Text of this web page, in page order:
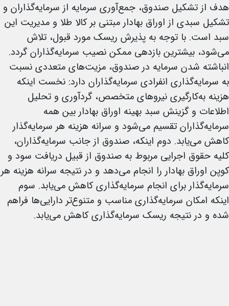
هدف از تشکیل صندوق، جمع‌آوری سرمایه از سرمایه‌گذاران و
تشکیل سبدی از اوراق بهادار مبتنی بر کالا طلا و مدیریت این
سبد است. با توجه به پذیرش ریسک مورد قبول، تلاش
می‌شود، بیشترین بازدهی ممکن نصیب سرمایه‌گذاران گردد.
انباشته شدن سرمایه در صندوق، مزیت‌های متعددی نسبت
به سرمایه‌گذاری انفرادی سرمایه‌گذاران دارد: نخست اینکه
هزینه به‌کارگیری نیروهای متخصص، گردآوری و تحلیل
اطلاعات و گزینش سبد بهینه اوراق بهادار بین همه
سرمایه‌گذاران تقسیم می‌شود و سرانه هزینه هر سرمایه‌گذ‌ار
کاهش می‌یابد. دوم اینکه، صندوق از جانب سرمایه‌گذاران،
کلیه حقوق اجرایی مربوط به صندوق از قبیل دریافت سود و
کوپن اوراق بهادار را انجام می‌دهد و در نتیجه سرانه هزینه هر
سرمایه‌گذ‌ار برای انجام سرمایه‌گذاری کاهش می‌یابد. سوم
اینکه امکان سرمایه‌گذاری مناسب و متنوع‌تر دارایی‌ها فراهم
شده و در نتیجه ریسک سرمایه‌گذ‌اری کاهش می‌یابد.